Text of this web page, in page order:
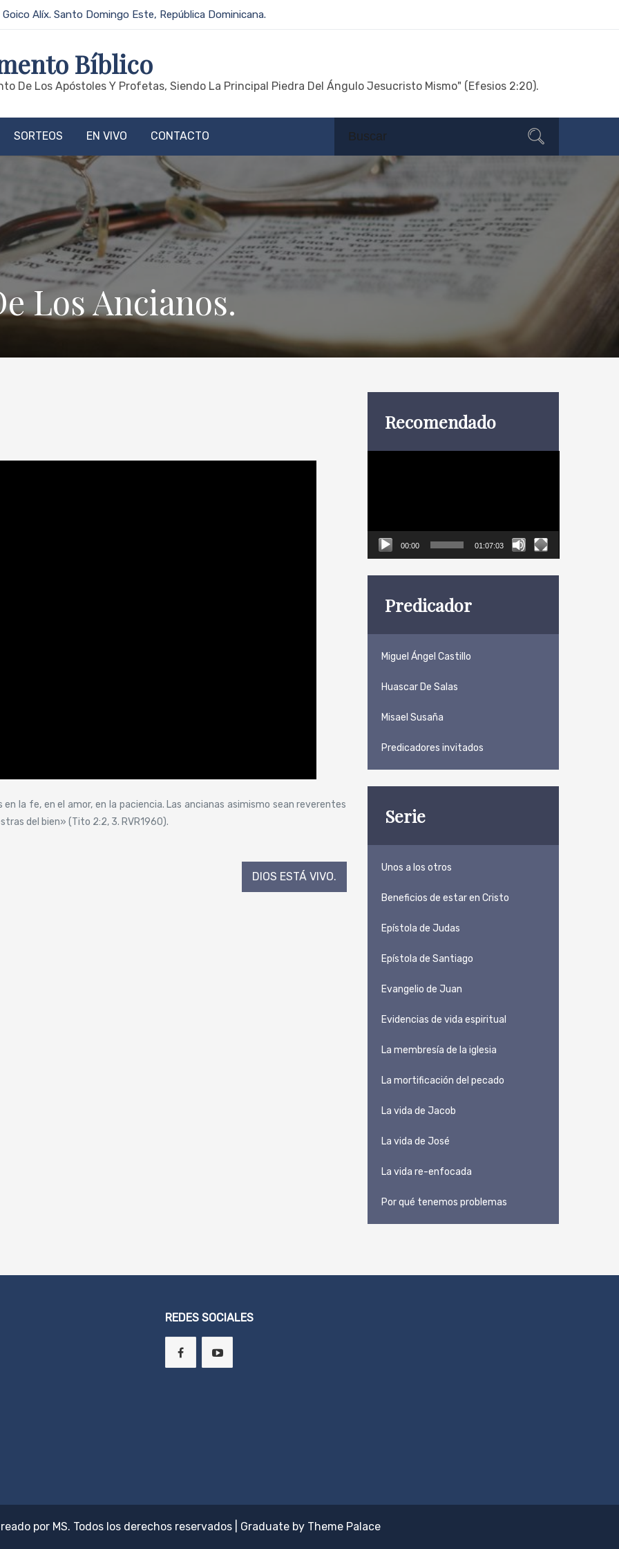
Alíx. Santo Domingo Este, República Dominicana.
Bíblico
De Los Apóstoles Y Profetas, Siendo La Principal Piedra Del Ángulo Jesucristo Mismo" (Efesios 2:20).
SORTEOS EN VIVO CONTACTO
for:
Los Ancianos.
la fe, en el amor, en la paciencia. Las ancianas asimismo sean reverentes
del bien» (Tito 2:2, 3. RVR1960).
DIOS ESTÁ VIVO.
Recomendado
00:00 01:07:03
Predicador
Miguel Ángel Castillo
Huascar De Salas
Misael Susaña
Predicadores invitados
Serie
Unos a los otros
Beneficios de estar en Cristo
Epístola de Judas
Epístola de Santiago
Evangelio de Juan
Evidencias de vida espiritual
La membresía de la iglesia
La mortificación del pecado
La vida de Jacob
La vida de José
La vida re-enfocada
Por qué tenemos problemas
REDES SOCIALES
por MS. Todos los derechos reservados Graduate by Theme Palace